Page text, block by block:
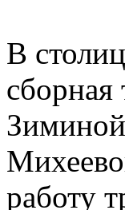
В
работу